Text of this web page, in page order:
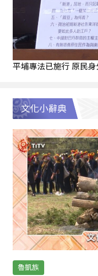
平埔專法已施行 原民
文化小辭典
魯凱族